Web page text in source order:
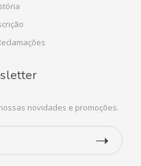
novidades e promoções.